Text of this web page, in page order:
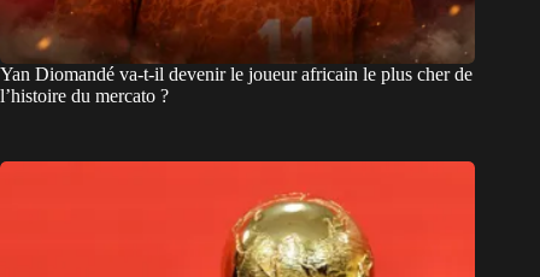
Yan Diomandé va-t-il devenir le joueur africain le plus cher de
l’histoire du mercato ?